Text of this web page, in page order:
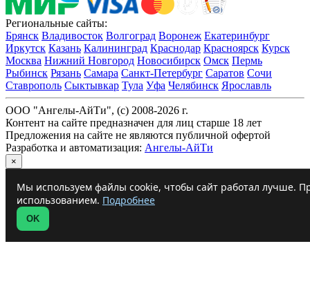
Региональные сайты:
Брянск Владивосток Волгоград Воронеж Екатеринбург
Иркутск Казань Калининград Краснодар Красноярск Курск
Москва Нижний Новгород Новосибирск Омск Пермь
Рыбинск Рязань Самара Санкт-Петербург Саратов Сочи
Ставрополь Сыктывкар Тула Уфа Челябинск Ярославль
ООО "Ангелы-АйТи", (c) 2008-2026 г.
Контент на сайте предназначен для лиц старше 18 лет
Предложения на сайте не являются публичной офертой
Разработка и автоматизация: Ангелы-АйТи
×
Мы используем файлы cookie, чтобы сайт работал лучше.
использованием. Подробнее
OK